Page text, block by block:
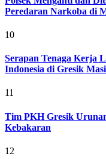
Peredaran Narkoba di
10
Serapan Tenaga Kerja
Indonesia di Gresik
11
Tim PKH Gresik
Kebakaran
12